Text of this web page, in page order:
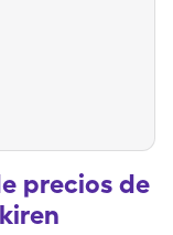
precios de